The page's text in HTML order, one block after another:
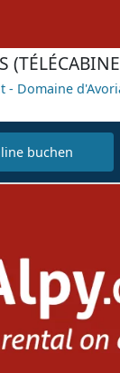
- Domaine
buchen